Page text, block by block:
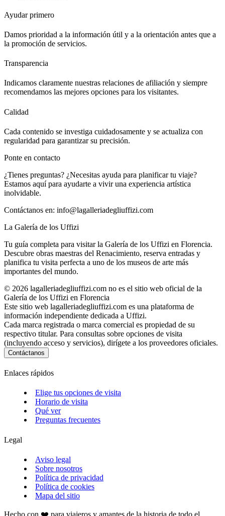
Ayudar primero
Damos prioridad a la información útil y a la orientación antes que a
la promoción de servicios.
Transparencia
Indicamos claramente nuestras relaciones de afiliación y siempre
recomendamos las mejores opciones para los visitantes.
Calidad
Cada contenido se investiga cuidadosamente y se actualiza con
regularidad para garantizar su precisión.
Ponte en contacto
¿Tienes preguntas? ¿Necesitas ayuda para planificar tu viaje?
Estamos aquí para ayudarte a vivir una experiencia artística
inolvidable.
Contáctanos en: info@lagalleriadegliuffizi.com
La Galería de los Uffizi
Tu guía completa para visitar la Galería de los Uffizi en Florencia.
Descubre obras maestras del Renacimiento, reserva entradas y
planifica tu visita perfecta a uno de los museos de arte más
importantes del mundo.
© 2026 lagalleriadegliuffizi.com no es el sitio web oficial de la
Galería de los Uffizi en Florencia
Este sitio web lagalleriadegliuffizi.com es una plataforma de
información independiente dedicada a Uffizi.
Cada marca registrada o marca comercial es propiedad de su
respectivo titular. Para consultas sobre opciones de visita
(incluyendo acceso y servicios), dirígete a los proveedores oficiales.
Contáctanos
Enlaces rápidos
Elige tus opciones de visita
Horario de visita
Qué ver
Preguntas frecuentes
Legal
Aviso legal
Sobre nosotros
Política de privacidad
Política de cookies
Mapa del sitio
Hecho con ❤️ para viajeros y amantes de la historia de todo el